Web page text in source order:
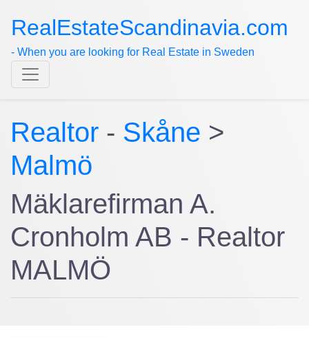
RealEstateScandinavia.com
- When you are looking for Real Estate in Sweden
Realtor - Skåne >
Malmö
Mäklarefirman A.
Cronholm AB - Realtor
MALMÖ